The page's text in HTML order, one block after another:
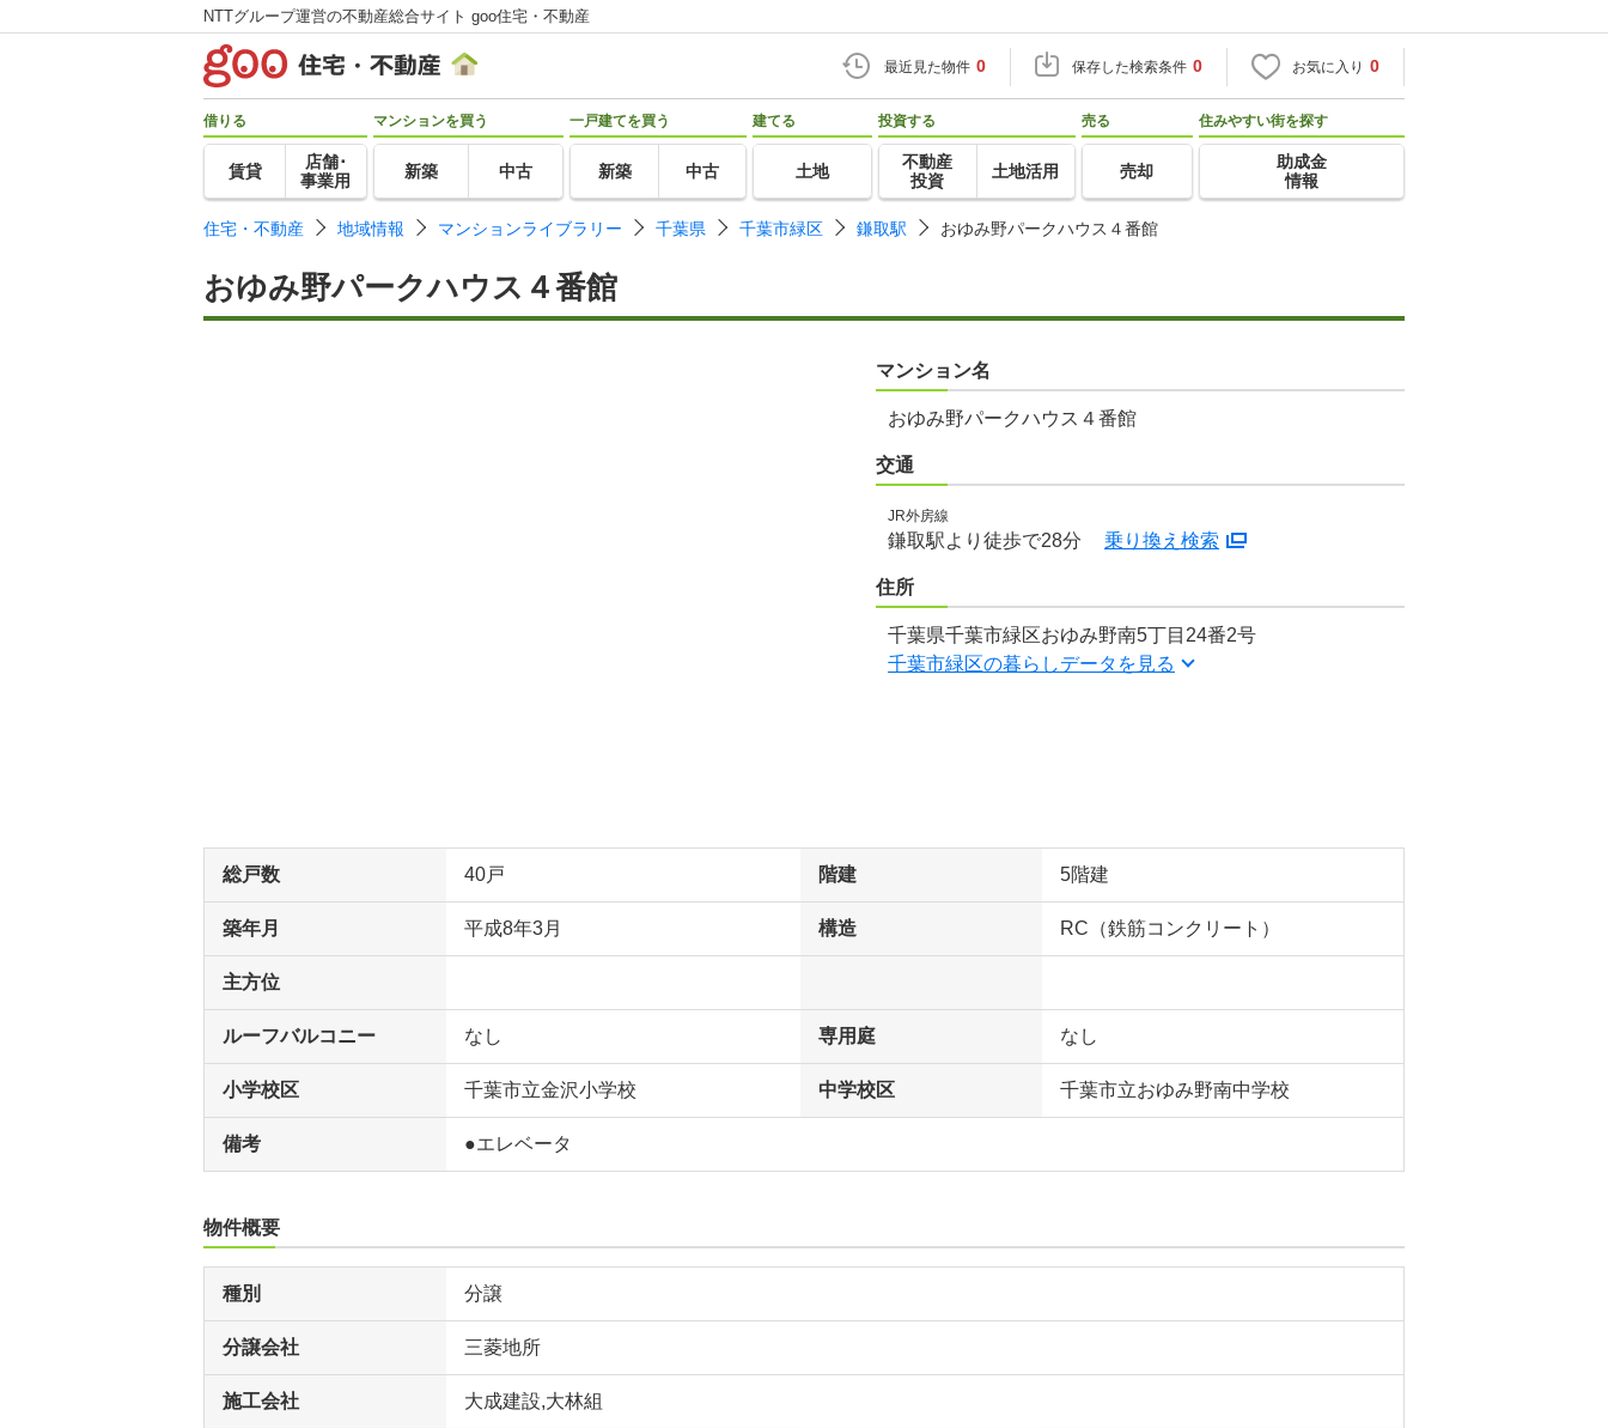
NTTグループ運営の不動産総合サイト goo住宅・不動産
最近見た物件 0 保存した検索条件 0 お気に入り 0
借りる
賃貸
店舗･
事業用
マンションを買う
新築 中古
一戸建てを買う
新築 中古
建てる
土地
投資する
不動産
投資
土地活用
売る
売却
住みやすい街を探す
助成金
情報
住宅・不動産 地域情報 マンションライブラリー 千葉県 千葉市緑区 鎌取駅 おゆみ野パークハウス４番館
おゆみ野パークハウス４番館
マンション名
おゆみ野パークハウス４番館
交通
JR外房線
鎌取駅より徒歩で28分 乗り換え検索
住所
千葉県千葉市緑区おゆみ野南5丁目24番2号
千葉市緑区の暮らしデータを見る
総戸数 40戸 階建 5階建
築年月 平成8年3月 構造 RC（鉄筋コンクリート）
主方位
ルーフバルコニー なし 専用庭 なし
小学校区 千葉市立金沢小学校 中学校区 千葉市立おゆみ野南中学校
備考 ●エレベータ
物件概要
種別 分譲
分譲会社 三菱地所
施工会社 大成建設,大林組